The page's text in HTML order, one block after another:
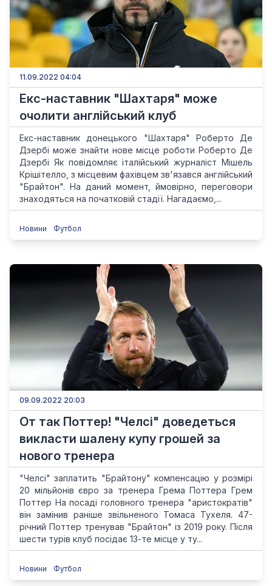
11.09.2022 04:04
Екс-наставник "Шахтаря" може
очолити англійський клуб
Екс-наставник донецького "Шахтаря" Роберто Де
Дзербі може знайти нове місце роботи Роберто Де
Дзербі Як повідомляє італійський журналіст Мішель
Крішітелло, з місцевим фахівцем зв'язався англійський
"Брайтон". На даний момент, ймовірно, переговори
знаходяться на початковій стадії. Нагадаємо,...
Новини Футбол
09.09.2022 20:03
От так Поттер! "Челсі" доведеться
викласти шалену купу грошей за
нового тренера
"Челсі" заплатить "Брайтону" компенсацію у розмірі
20 мільйонів євро за тренера Грема Поттера Грем
Поттер На посаді головного тренера "аристократів"
він замінив раніше звільненого Томаса Тухеля. 47-
річний Поттер тренував "Брайтон" із 2019 року. Після
шести турів клуб посідає 13-те місце у ту...
Новини Футбол